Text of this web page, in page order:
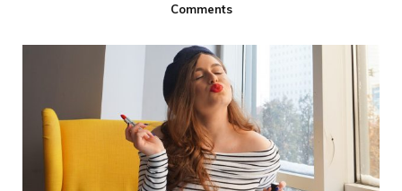
Commentson
Lipstick
Drama
&
Stories
With
Little
Bianca